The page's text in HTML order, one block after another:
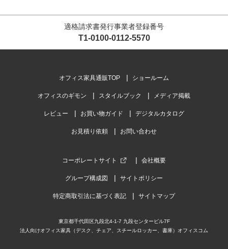
適格請求書発行事業者登録番号
T1-0100-0112-5570
オフィス家具通販TOP ショールーム
オフィスのギモン スタイルブック メディア掲載
レビュー お買い物ガイド デジタルカタログ
お見積り依頼 お問い合わせ
コーポレートサイト 会社概要
グループ構成図 サイトポリシー
特定商取引法に基づく表記 サイトマップ
東京都千代田区九段北4-1-7 九段センタービル7F
法人向けオフィス家具（デスク、チェア、スチールロッカー、書庫）オフィスコム